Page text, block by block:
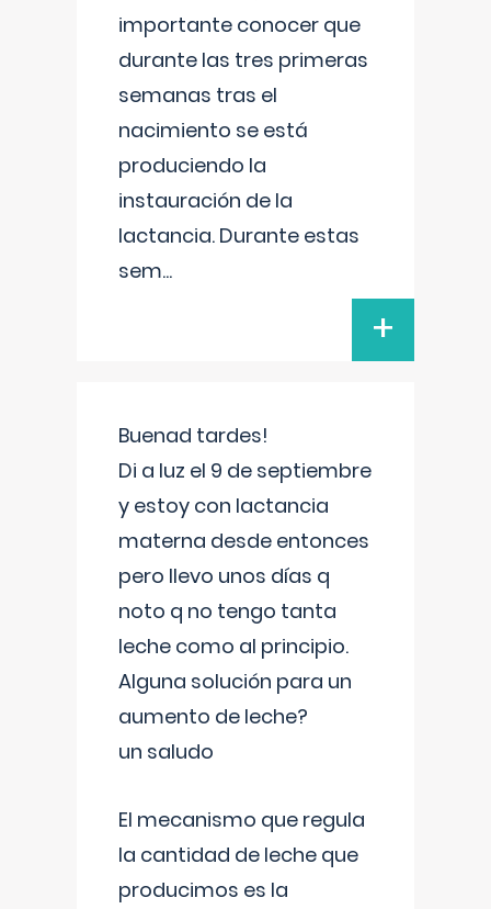
importante conocer que
durante las tres primeras
semanas tras el
nacimiento se está
produciendo la
instauración de la
lactancia. Durante estas
sem...
+
Buenad tardes!
Di a luz el 9 de septiembre
y estoy con lactancia
materna desde entonces
pero llevo unos días q
noto q no tengo tanta
leche como al principio.
Alguna solución para un
aumento de leche?
un saludo
El mecanismo que regula
la cantidad de leche que
producimos es la